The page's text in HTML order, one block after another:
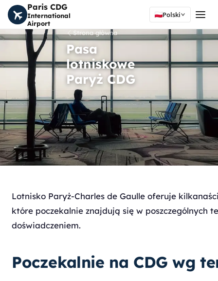
Paris CDG
International
Airport
Polski
Strona główna
Pasa
lotniskowe
Paryż CDG
Lotnisko Paryż-Charles de Gaulle oferuje
które poczekalnie znajdują się w poszczególnych
doświadczeniem.
Poczekalnie na CDG wg